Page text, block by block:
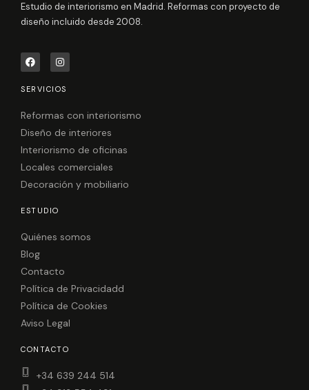
Estudio de interiorismo en Madrid. Reformas con proyecto de
diseño incluido desde 2008.
F
a
c
e
b
o
I
n
s
t
a
r
m
SERVICIOS
Reformas con interiorismo
Diseño de interiores
Interiorismo de oficinas
Locales comerciales
Decoración y mobiliario
ESTUDIO
Quiénes somos
Blog
Contacto
Política de Privacidadd
Política de Cookies
Aviso Legal
CONTACTO
+34 639 244 514